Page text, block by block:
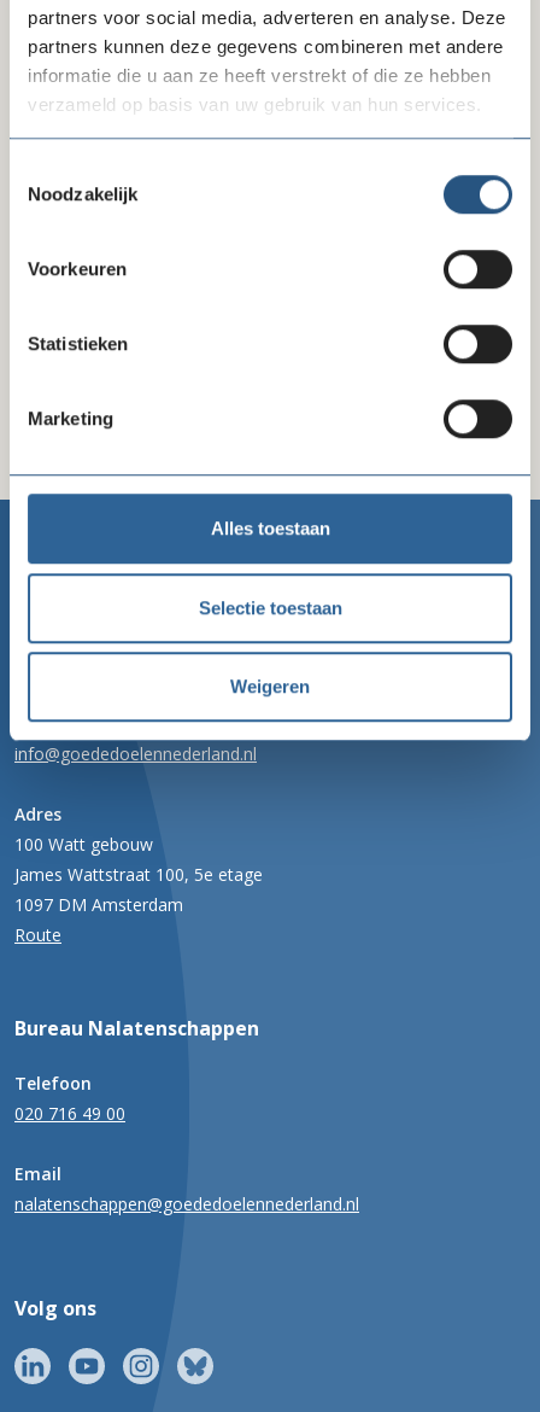
partners voor social media, adverteren en analyse. Deze
partners kunnen deze gegevens combineren met andere
informatie die u aan ze heeft verstrekt of die ze hebben
verzameld op basis van uw gebruik van hun services.
Noodzakelijk
Voorkeuren
Statistieken
Marketing
Alles toestaan
Selectie toestaan
Weigeren
Directiesalarissen goede doelen
'Hoe zit het? De introductie in de sector van goeddoen'
Goede Doelen Gids
Goede doelen zijn onmisbaar voor dieren.
Goede Doelen Nederland
020 422 99 77
Email
info@goededoelennederland.nl
Adres
100 Watt gebouw
James Wattstraat 100, 5e etage
1097 DM Amsterdam
Route
Bureau Nalatenschappen
Telefoon
020 716 49 00
Email
nalatenschappen@goededoelennederland.nl
Volg ons